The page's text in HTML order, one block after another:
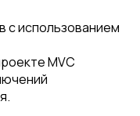
с использованием
MVC